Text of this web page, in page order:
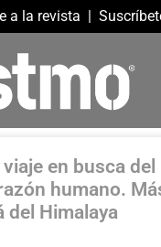
a la revista |
viaje en busca del
humano.
del Himalaya